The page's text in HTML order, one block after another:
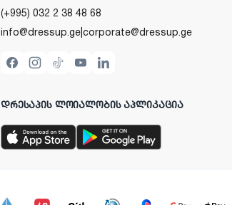
(+995) 032 2 38 48 68
info@dressup.gecorporate@dressup.ge
ᲓᲠᲔᲡᲐᲞᲘᲡ ᲚᲝᲘᲐᲚᲝᲑᲘᲡ ᲐᲞᲚᲘᲙᲐᲪᲘᲐ